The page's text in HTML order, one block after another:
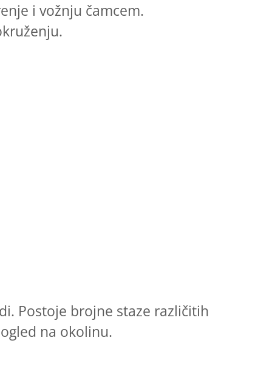
i vožnju čamcem.
Postoje brojne staze različitih
na okolinu.